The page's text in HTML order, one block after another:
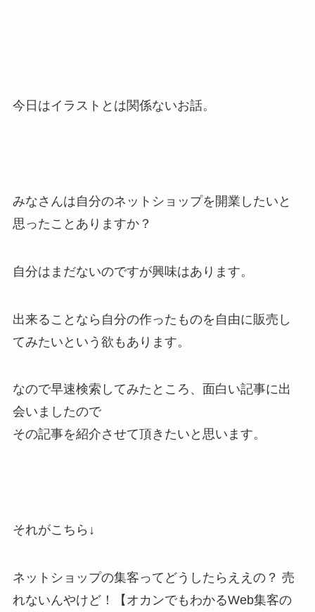
今日はイラストとは関係ないお話。
みなさんは自分のネットショップを開業したいと
思ったことありますか？
自分はまだないのですが興味はあります。
出来ることなら自分の作ったものを自由に販売し
てみたいという欲もあります。
なので早速検索してみたところ、面白い記事に出
会いましたので
その記事を紹介させて頂きたいと思います。
それがこちら↓
ネットショップの集客ってどうしたらええの？ 売
れないんやけど！【オカンでもわかるWeb集客の